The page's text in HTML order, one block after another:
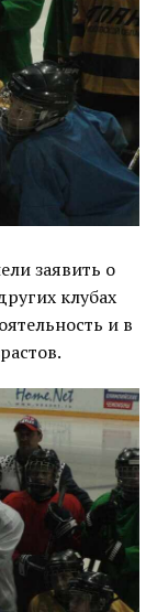
заявить о
клубах
и в